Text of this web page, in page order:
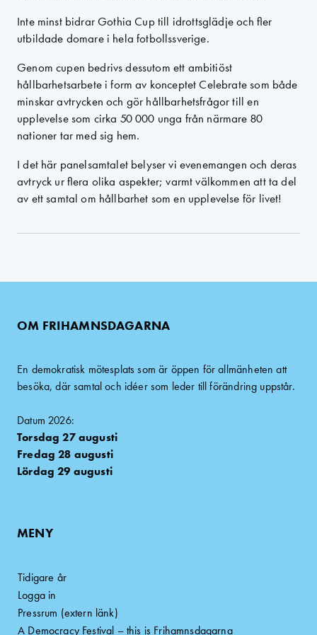
Inte minst bidrar Gothia Cup till idrottsglädje och fler
utbildade domare i hela fotbollssverige.
Genom cupen bedrivs dessutom ett ambitiöst
hållbarhetsarbete i form av konceptet Celebrate som både
minskar avtrycken och gör hållbarhetsfrågor till en
upplevelse som cirka 50 000 unga från närmare 80
nationer tar med sig hem.
I det här panelsamtalet belyser vi evenemangen och deras
avtryck ur flera olika aspekter; varmt välkommen att ta del
av ett samtal om hållbarhet som en upplevelse för livet!
OM FRIHAMNSDAGARNA
En demokratisk mötesplats som är öppen för allmänheten att
besöka, där samtal och idéer som leder till förändring uppstår.
Datum 2026:
Torsdag 27 augusti
Fredag 28 augusti
Lördag 29 augusti
MENY
Tidigare år
Logga in
Pressrum (extern länk)
A Democracy Festival – this is Frihamnsdagarna